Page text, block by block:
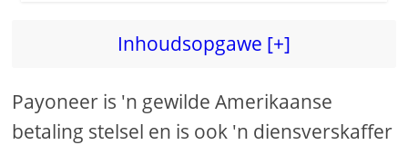
Inhoudsopgawe [+]
Payoneer is 'n gewilde Amerikaanse
betaling stelsel en is ook 'n diensverskaffer